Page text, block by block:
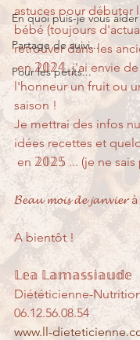
En quoi puis-je vous aider
Partage de suivi...
Pour les petits...
astuces pour débuter
bébé (toujours
retrouver dans les
en 𝟚𝟘𝟚𝟜, j'ai envie de
l'honneur un fruit ou
saison !
Je mettrai des infos
idées recettes et
en 𝟚𝟘𝟚𝟝 ... (je ne sais
𝓑𝓮𝓪𝓾 𝓶𝓸𝓲𝓼 𝓭𝓮 𝓳𝓪𝓷𝓿𝓲𝓮𝓻 à
A bientôt !
𝕃𝕖𝕒 𝕃𝕒𝕞𝕒𝕤𝕤𝕚𝕒𝕦𝕕𝕖
Diététicienne-
06.12.56.08.54
www.ll-